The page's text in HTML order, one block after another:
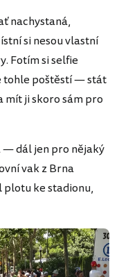
nachystaná,
si nesou vlastní
Fotím si selfie
tohle poštěstí — stát
mít ji skoro sám pro
— dál jen pro nějaký
vak z Brna
plotu ke stadionu,